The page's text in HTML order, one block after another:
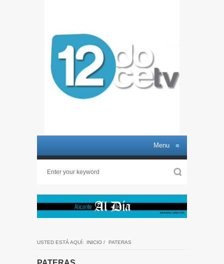
Menu ≡
USTED ESTÁ AQUÍ: INICIO / PATERAS